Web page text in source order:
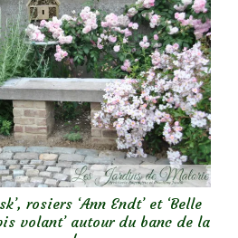
rosiers ‘Ann Endt’ et ‘Belle
volant’ autour du banc de la